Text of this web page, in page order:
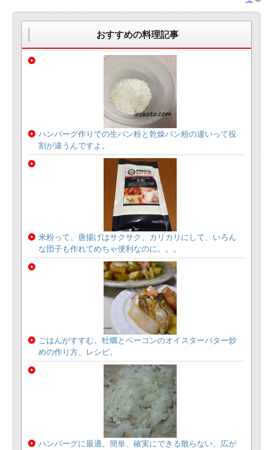
おすすめの料理記事
ハンバーグ作りでの生パン粉と乾燥パン粉の違いって役
割が違うんですよ。
米粉って、唐揚げはサクサク、カリカリにして、いろん
な団子も作れてめちゃ便利なのに。。。
ごはんがすすむ。牡蠣とベーコンのオイスターバター炒
めの作り方、レシピ。
ハンバーグに最適。簡単、確実にできる散らない、広が